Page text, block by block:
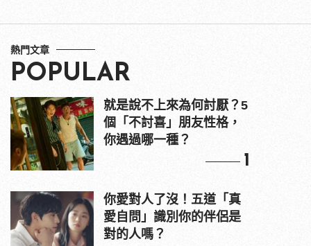
熱門文章
POPULAR
就是說不上來為何討厭？5
個「不討喜」朋友性格，
你遇過哪一種？
1
你愛對人了沒！五道「真
愛自問」識別你的伴侶是
對的人嗎？